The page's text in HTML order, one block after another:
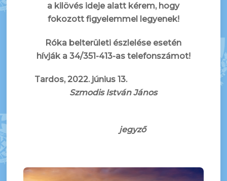
a kilövés ideje alatt kérem, hogy
fokozott figyelemmel legyenek!
Róka belterületi észlelése esetén
hívják a 34/351-413-as telefonszámot!
Tardos, 2022. június 13.
Szmodis István János
jegyző